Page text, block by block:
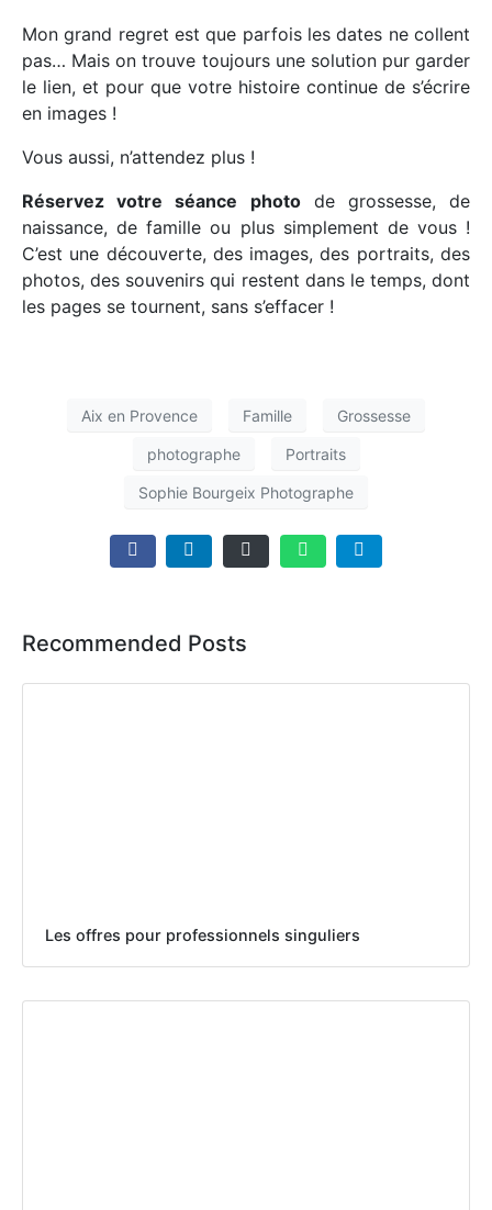
Mon grand regret est que parfois les dates ne collent
pas… Mais on trouve toujours une solution pur garder
le lien, et pour que votre histoire continue de s’écrire
en images !
Vous aussi, n’attendez plus !
Réservez votre séance photode grossesse, de
naissance, de famille ou plus simplement de vous !
C’est une découverte, des images, des portraits, des
photos, des souvenirs qui restent dans le temps, dont
les pages se tournent, sans s’effacer !
Aix en Provence Famille Grossesse
photographe Portraits
Sophie Bourgeix Photographe
Recommended Posts
Les offres pour professionnels singuliers